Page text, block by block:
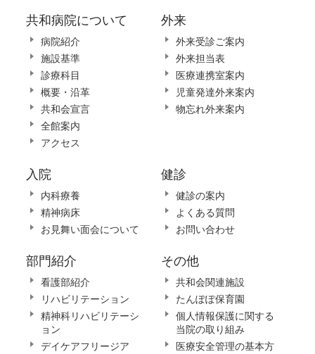
共和病院について
病院紹介
施設基準
診療科目
概要・沿革
共和会宣言
全館案内
アクセス
外来
外来受診ご案内
外来担当表
医療連携室案内
児童発達外来案内
物忘れ外来案内
入院
内科療養
精神病床
お見舞い面会について
健診
健診の案内
よくある質問
お問い合わせ
部門紹介
看護部紹介
リハビリテーション
精神科リハビリテーシ
ョン
デイケアフリージア
その他
共和会関連施設
たんぽぽ保育園
個人情報保護に関する
当院の取り組み
医療安全管理の基本方